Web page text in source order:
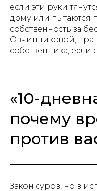
если эти руки
дому или пытаются
собственность за
Овчинниковой,
собственника, если
«10-
почему
против
Закон суров, но в